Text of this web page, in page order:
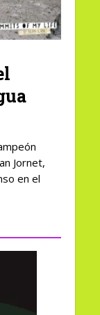
Jornet,
en el